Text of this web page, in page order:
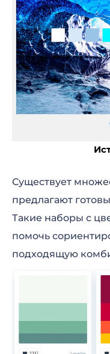
Существует
предлагают
Такие наборы с
помочь
подходящую